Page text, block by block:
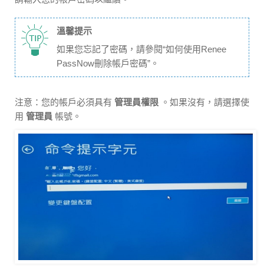
溫馨提示
如果您忘記了密碼，請參閱“如何使用Renee
PassNow刪除帳戶密碼”。
注意：您的帳戶必須具有 管理員權限 。如果沒有，請選擇使
用 管理員 帳號。